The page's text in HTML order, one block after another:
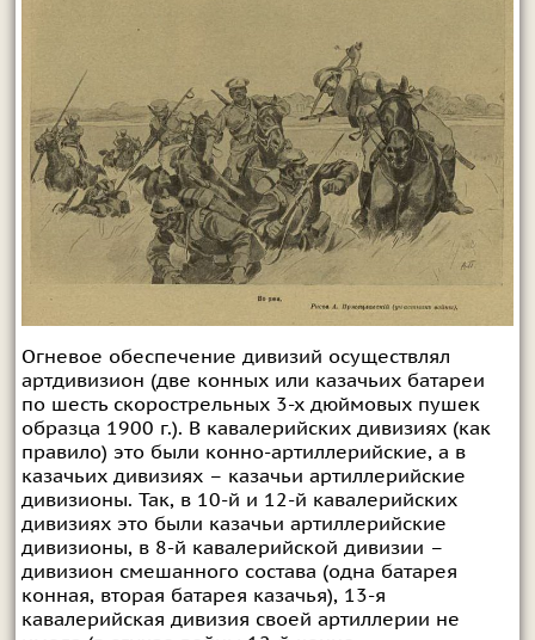
Огневое обеспечение дивизий осуществлял
артдивизион (две конных или казачьих батареи
по шесть скорострельных 3-х дюймовых пушек
образца 1900 г.). В кавалерийских дивизиях (как
правило) это были конно-артиллерийские, а в
казачьих дивизиях – казачьи артиллерийские
дивизионы. Так, в 10-й и 12-й кавалерийских
дивизиях это были казачьи артиллерийские
дивизионы, в 8-й кавалерийской дивизии –
дивизион смешанного состава (одна батарея
конная, вторая батарея казачья), 13-я
кавалерийская дивизия своей артиллерии не